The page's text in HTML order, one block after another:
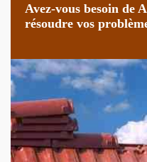
Avez-vous besoin de
résoudre vos